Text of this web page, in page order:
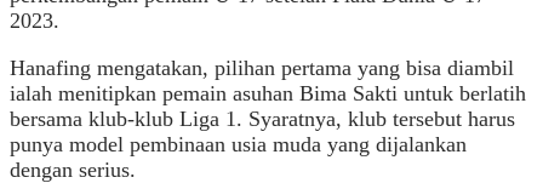
2023.
Hanafing mengatakan, pilihan pertama yang bisa diambil
ialah menitipkan pemain asuhan Bima Sakti untuk berlatih
bersama klub-klub Liga 1. Syaratnya, klub tersebut harus
punya model pembinaan usia muda yang dijalankan
dengan serius.